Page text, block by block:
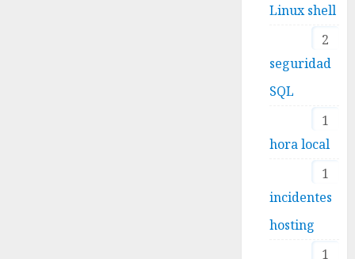
Linux shell
2
seguridad
SQL
1
hora local
1
incidentes
hosting
1